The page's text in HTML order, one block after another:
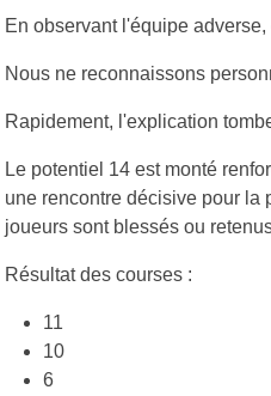
En observant l'équipe
Nous ne reconnaissons
Rapidement, l'explication
Le potentiel 14 est monté
une rencontre décisive pour la
joueurs sont blessés ou
Résultat des courses :
11
10
6